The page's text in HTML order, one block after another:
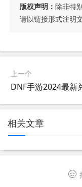
版权声明： 除非特
请以链接形式注明
上一个
相关文章